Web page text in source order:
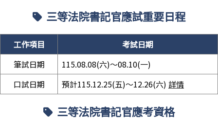
三等法院書記官應試重要日程
工作項目
考試日期
筆試日期
115.08.08(六)～08.10(一)
口試日期
預計115.12.25(五)～12.26(六) 詳情
三等法院書記官應考資格